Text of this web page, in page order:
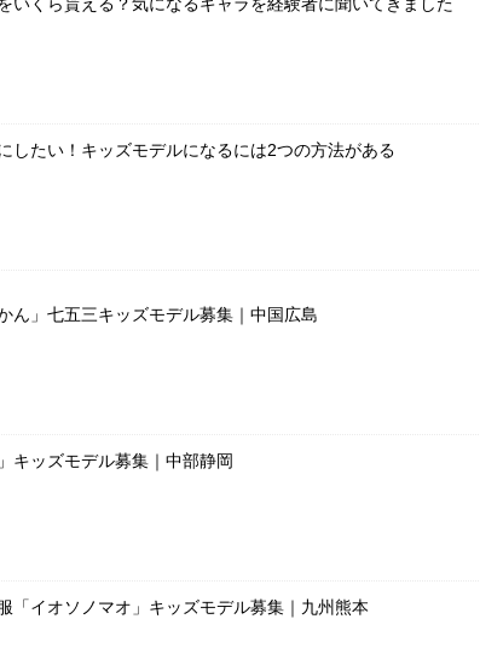
したい！キッズモデルになるには2つの方法がある
ん」七五三キッズモデル募集｜中国広島
キッズモデル募集｜中部静岡
「イオソノマオ」キッズモデル募集｜九州熊本